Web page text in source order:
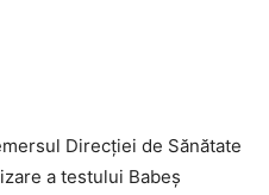
Direcției de Sănătate
a testului Babeș